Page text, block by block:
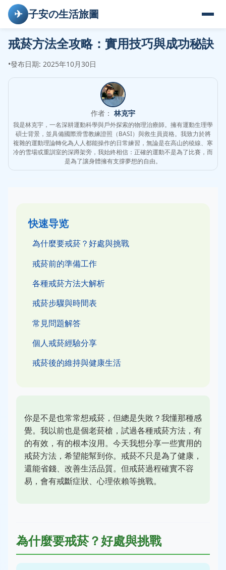
✈ 子安の生活旅圖
戒菸方法全攻略：實用技巧與成功秘訣
•發布日期: 2025年10月30日
作者： 林克宇
我是林克宇，一名深耕運動科學與戶外探索的物理治療師。擁有運動生理學
碩士背景，並具備國際滑雪教練證照（BASI）與救生員資格。我致力於將
複雜的運動理論轉化為人人都能操作的日常練習，無論是在高山的稜線、寒
冷的雪場或重訓室的深蹲架旁，我始終相信：正確的運動不是為了比賽，而
是為了讓身體擁有支撐夢想的自由。
快速导览
為什麼要戒菸？好處與挑戰
戒菸前的準備工作
各種戒菸方法大解析
戒菸步驟與時間表
常見問題解答
個人戒菸經驗分享
戒菸後的維持與健康生活
你是不是也常常想戒菸，但總是失敗？我懂那種感
覺。我以前也是個老菸槍，試過各種戒菸方法，有
的有效，有的根本沒用。今天我想分享一些實用的
戒菸方法，希望能幫到你。戒菸不只是為了健康，
還能省錢、改善生活品質。但戒菸過程確實不容
易，會有戒斷症狀、心理依賴等挑戰。
為什麼要戒菸？好處與挑戰